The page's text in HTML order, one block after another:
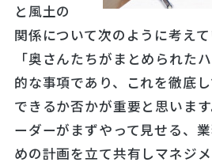
と風土の
関係について次のように考えて
「奥さんたちがまとめられた
的な事項であり、これを徹底
できるか否かが重要と思いま
ーダーがまずやって見せる、
めの計画を立て共有しマネジ